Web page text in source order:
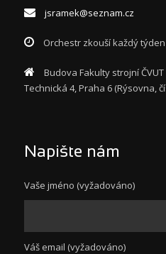
jsramek@seznam.cz
Orchestr zkouší každý
Budova Fakulty strojní ČVUT
Technická 4, Praha 6 (Rýsovna,
Napište nám
Vaše jméno (vyžadováno)
Váš email (vyžadováno)